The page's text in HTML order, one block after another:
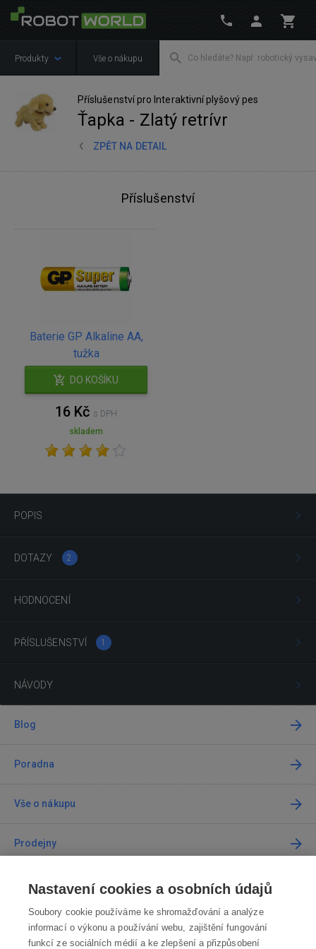
Produkty Vše o nákupu
Příslušenství pro Interaktivní plyšový pes
Ťapka - Zlatý retrívr
ZPĚT NA DETAIL
POPIS
DOTAZY 2
HODNOCENÍ
PŘÍSLUŠENSTVÍ 1
NÁVODY
Příslušenství
Baterie GP Alkaline AA,
tužka
DO KOŠÍKU
16 Kč s DPH
skladem
Blog
Poradna
Vše o nákupu
Prodejny
Kontakt
Kontaktujte nás
Nastavení cookies a osobních údajů
Soubory cookie používáme ke shromažďování a analýze
informací o výkonu a používání webu, zajištění fungování
funkcí ze sociálních médií a ke zlepšení a přizpůsobení